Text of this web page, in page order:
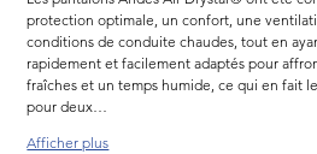
protection optimale, un confort, une
conditions de conduite chaudes, tout en
rapidement et facilement adaptés pour
fraîches et un temps humide, ce qui en fait
pour deux…
Afficher plus